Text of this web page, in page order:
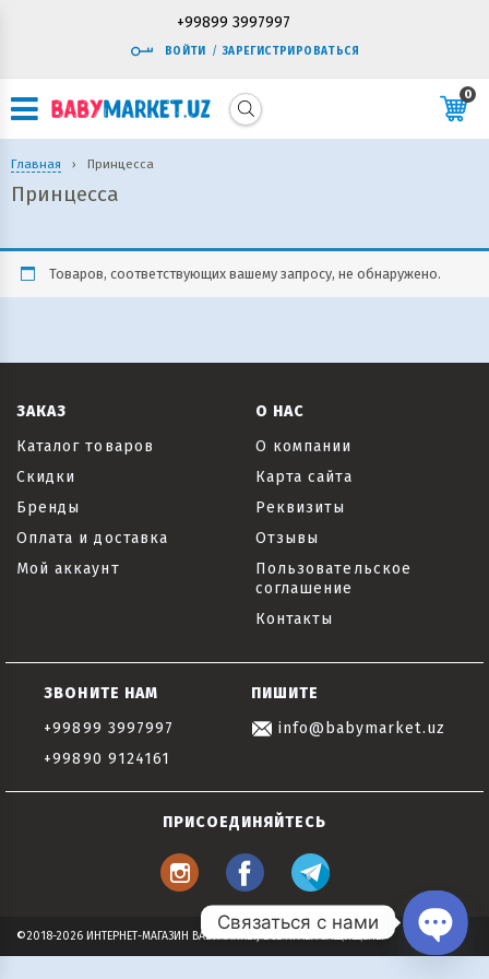
+99899 3997997
ВОЙТИ / ЗАРЕГИСТРИРОВАТЬСЯ
0
Главная › Принцесса
Принцесса
Товаров, соответствующих вашему запросу, не обнаружено.
ЗАКАЗ
Каталог товаров
Скидки
Бренды
Оплата и доставка
Мой аккаунт
О НАС
О компании
Карта сайта
Реквизиты
Отзывы
Пользовательское
соглашение
Контакты
ЗВОНИТЕ НАМ
+99899 3997997
+99890 9124161
ПИШИТЕ
info@babymarket.uz
ПРИСОЕДИНЯЙТЕСЬ
©2018-2026 ИНТЕРНЕТ-МАГАЗИН BABYMARKET, ВСЕ ПРАВА ЗАЩИЩЕНЫ
Связаться с нами
Open